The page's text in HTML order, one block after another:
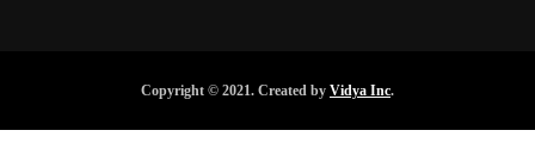
Copyright © 2021. Created by Vidya Inc.